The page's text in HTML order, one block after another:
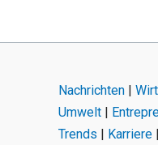
Nachrichten
Umwelt
Trends
Karriere